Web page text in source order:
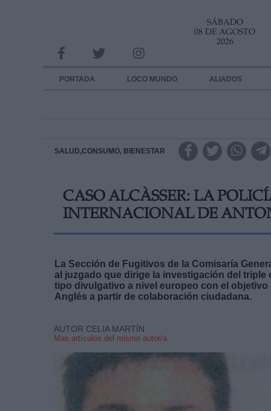
SÁBADO
08 DE AGOSTO
2026
PORTADA LOCO MUNDO ALIADOS
SALUD,CONSUMO, BIENESTAR
CASO ALCÀSSER: LA
INTERNACIONAL DE
La Sección de Fugitivos de la Comisaría
al juzgado que dirige la investigación del triple
tipo divulgativo a nivel europeo con el
Anglés a partir de colaboración ciudadana.
AUTOR CELIA MARTÍN
Mas artículos del mismo autor/a
INFORMACION SOBRE LA PROTECCIÓN DE TUS DATOS
Responsable:
Destinatarios:
link
Información adicional
link